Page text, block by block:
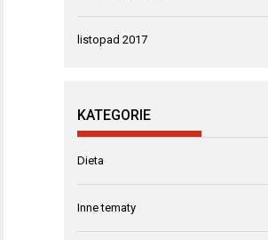
listopad 2017
KATEGORIE
Dieta
Inne tematy